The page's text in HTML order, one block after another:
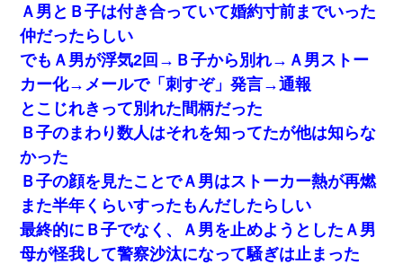
生保レディと行為する為に駆け引きしてみた結果ｗｗｗｗ
ｗｗｗｗｗｗｗｗ
【衝撃】女友達から行為中に告白されてOKした結果
【考察】兄嫁急死の1年後、兄が引越すというので手伝いに
行ったら下着が入った引き出しの奥にとんでもないモノを
見つけた
昨日37歳のおばさんと行為したんだけどめちゃくちゃだっ
た
Ａ男とＢ子は付き合っていて婚約寸前までいった
仲だったらしい
でもＡ男が浮気2回→Ｂ子から別れ→Ａ男ストー
カー化→メールで「刺すぞ」発言→通報
とこじれきって別れた間柄だった
Ｂ子のまわり数人はそれを知ってたが他は知らな
かった
Ｂ子の顔を見たことでＡ男はストーカー熱が再燃
また半年くらいすったもんだしたらしい
最終的にＢ子でなく、Ａ男を止めようとしたＡ男
母が怪我して警察沙汰になって騒ぎは止まった